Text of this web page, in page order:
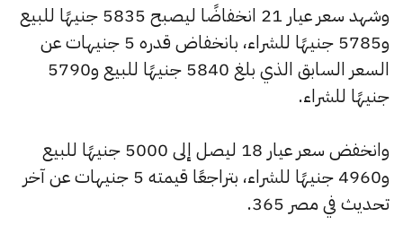
وشهد سعر عيار 21 انخفاضًا ليصبح 5835 جنيهًا للبيع
و5785 جنيهًا للشراء، بانخفاض قدره 5 جنيهات عن
السعر السابق الذي بلغ 5840 جنيهًا للبيع و5790
جنيهًا للشراء.
وانخفض سعر عيار 18 ليصل إلى 5000 جنيهًا للبيع
و4960 جنيهًا للشراء، بتراجعًا قيمته 5 جنيهات عن آخر
تحديث في مصر 365.